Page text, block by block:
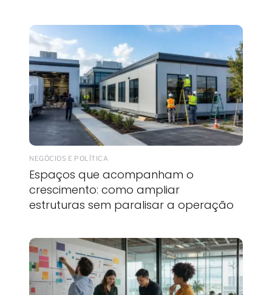
NEGÓCIOS E POLÍTICA
Espaços que acompanham o
crescimento: como ampliar
estruturas sem paralisar a operação